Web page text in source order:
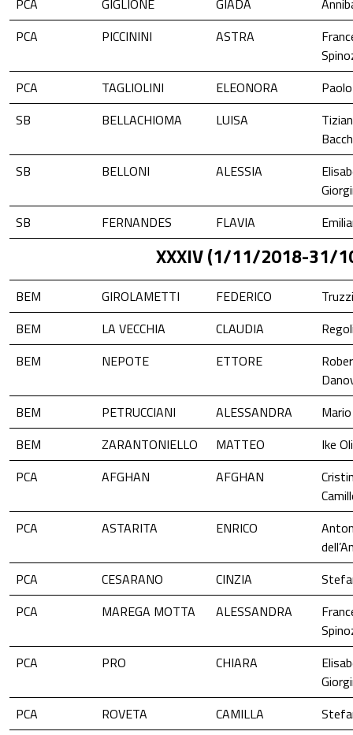
PCA
PICCININI ASTRA
PCA
TAGLIOLINI ELEONORA
SB
BELLACHIOMA LUISA
SB
BELLONI ALESSIA
SB
FERNANDES FLAVIA
XXXIV (1/11/2018-31/
BEM GIROLAMETTI FEDERICO
BEM
LA VECCHIA CLAUDIA
BEM
NEPOTE ETTORE
BEM
PETRUCCIANI ALESSANDRA
BEM
ZARANTONIELLO MATTEO
Ike
PCA
AFGHAN AFGHAN
PCA
ASTARITA ENRICO
PCA
CESARANO CINZIA
PCA
MAREGA MOTTA ALESSANDRA
PCA
PRO CHIARA
PCA
ROVETA CAMILLA